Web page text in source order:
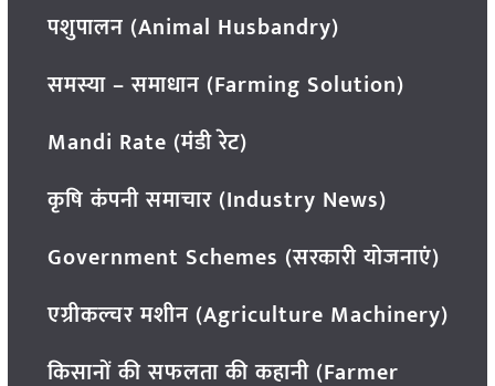
पशुपालन (Animal Husbandry)
समस्या – समाधान (Farming Solution)
Mandi Rate (मंडी रेट)
कृषि कंपनी समाचार (Industry News)
Government Schemes (सरकारी योजनाएं)
एग्रीकल्चर मशीन (Agriculture Machinery)
किसानों की सफलता की कहानी (Farmer